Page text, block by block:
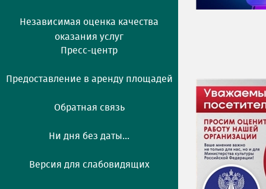
Независимая оценка качества
оказания услуг
Пресс-центр
Предоставление в аренду площадей
Обратная связь
Ни дня без даты...
Версия для слабовидящих